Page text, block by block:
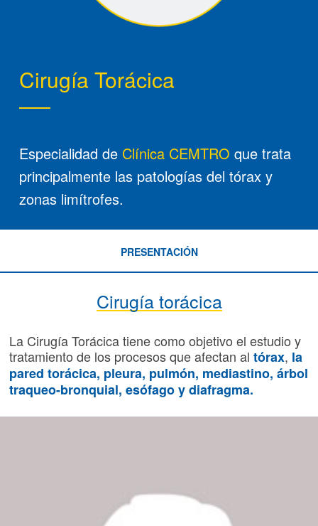
Cirugía Torácica
Especialidad de Clínica CEMTRO que trata
principalmente las patologías del tórax y
zonas limítrofes.
PRESENTACIÓN
Cirugía torácica
La Cirugía Torácica tiene como objetivo el estudio y
tratamiento de los procesos que afectan altórax, la
pared torácica, pleura, pulmón, mediastino, árbol
traqueo-bronquial, esófago y diafragma.